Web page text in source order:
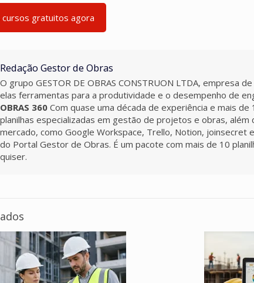
gratuitos agora
Redação Gestor de Obras
O grupo GESTOR DE OBRAS CONSTRUON LTDA, empresa
elas ferramentas para a produtividade e o desempenho de
OBRAS 360Com quase uma década de experiência e mais
planilhas especializadas em gestão de projetos e obras,
mercado, como Google Workspace, Trello, Notion, joinsecret
do Portal Gestor de Obras. É um pacote com mais de 10
quiser.